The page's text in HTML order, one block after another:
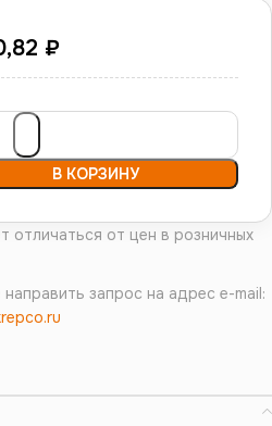
₽
В КОРЗИНУ
отличаться от цен в розничных
запрос на адрес e-mail: